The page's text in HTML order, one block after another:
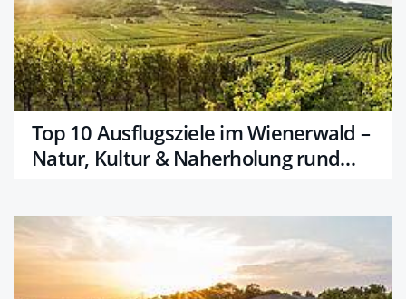
Top 10 Ausflugsziele im Wienerwald –
Natur, Kultur & Naherholung rund